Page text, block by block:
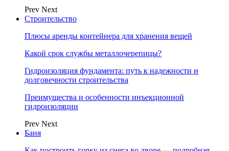
Prev Next
Строительство
Плюсы аренды контейнера для хранения вещей
Какой срок службы металлочерепицы?
Гидроизоляция фундамента: путь к надежности и
долговечности строительства
Преимущества и особенности инъекционной
гидроизоляции
Prev Next
Баня